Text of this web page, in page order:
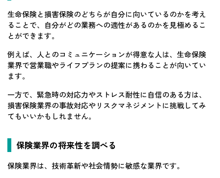
生命保険と損害保険のどちらが自分に向いているのかを考え
ることで、自分がどの業務への適性があるのかを見極めるこ
とができます。
例えば、人とのコミュニケーションが得意な人は、生命保険
業界で営業職やライフプランの提案に携わることが向いてい
ます。
一方で、緊急時の対応力やストレス耐性に自信のある方は、
損害保険業界の事故対応やリスクマネジメントに挑戦してみ
てもいいかもしれません。
保険業界の将来性を調べる
保険業界は、技術革新や社会情勢に敏感な業界です。